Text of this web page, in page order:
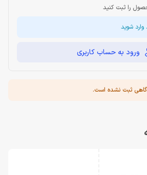
را ثبت کنید
وارد شوید
ورود به حساب کاربری
ثبت نشده است.